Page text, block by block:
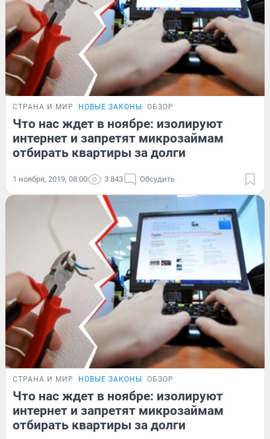
СТРАНА И МИР НОВЫЕ ЗАКОНЫ ОБЗОР
Что нас ждет в ноябре: изолируют
интернет и запретят микрозаймам
отбирать квартиры за долги
1 ноября, 2019, 08:00 3 843 Обсудить
СТРАНА И МИР НОВЫЕ ЗАКОНЫ ОБЗОР
Что нас ждет в ноябре: изолируют
интернет и запретят микрозаймам
отбирать квартиры за долги